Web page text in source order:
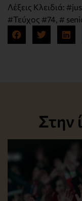
Λέξεις Κλειδιά:
#Τεύχος #74, #
Στην